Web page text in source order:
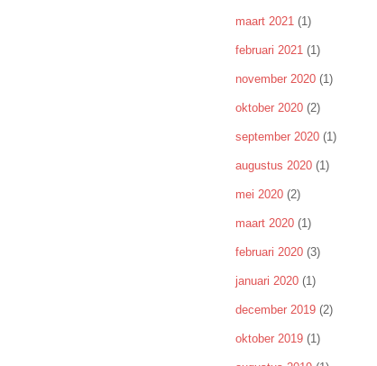
maart 2021 (1)
februari 2021 (1)
november 2020 (1)
oktober 2020 (2)
september 2020 (1)
augustus 2020 (1)
mei 2020 (2)
maart 2020 (1)
februari 2020 (3)
januari 2020 (1)
december 2019 (2)
oktober 2019 (1)